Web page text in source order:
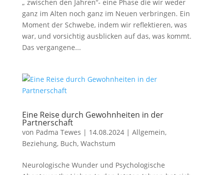
„ zwischen den Jahren“- eine Phase die wir weder
ganz im Alten noch ganz im Neuen verbringen. Ein
Moment der Schwebe, indem wir reflektieren, was
war, und vorsichtig ausblicken auf das, was kommt.
Das vergangene...
Eine Reise durch Gewohnheiten in der
Partnerschaft
von Padma Tewes | 14.08.2024| Allgemein,
Beziehung, Buch, Wachstum
Neurologische Wunder und Psychologische